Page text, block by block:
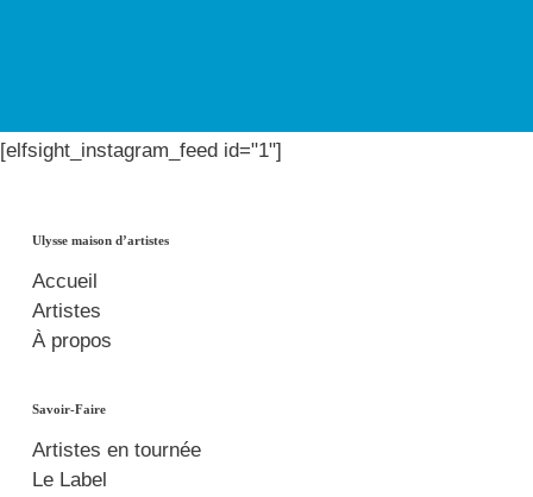
[elfsight_instagram_feed id="1"]
Ulysse maison d’artistes
Accueil
Artistes
À propos
Savoir-Faire
Artistes en tournée
Le Label